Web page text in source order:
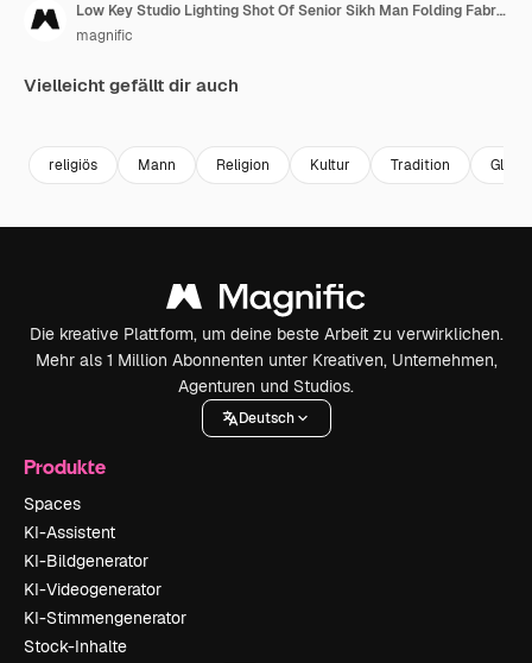
Low Key Studio Lighting Shot Of Senior Sikh Man Folding Fabric For Turban Against Plain Dark Background Shot In Real Time
magnific
Vielleicht gefällt dir auch
religiös Mann Religion Kultur Tradition
Die kreative Plattform, um deine beste Arbeit zu verwirklichen.
Mehr als 1 Million Abonnenten unter Kreativen, Unternehmen,
Agenturen und Studios.
Deutsch
Produkte
Spaces
KI-Assistent
KI-Bildgenerator
KI-Videogenerator
KI-Stimmengenerator
Stock-Inhalte